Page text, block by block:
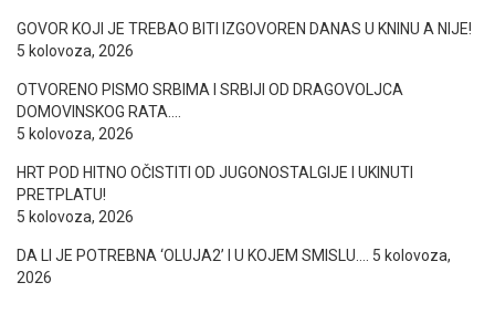
GOVOR KOJI JE TREBAO BITI IZGOVOREN DANAS U KNINU A NIJE!
5 kolovoza, 2026
OTVORENO PISMO SRBIMA I SRBIJI OD DRAGOVOLJCA
DOMOVINSKOG RATA….
5 kolovoza, 2026
HRT POD HITNO OČISTITI OD JUGONOSTALGIJE I UKINUTI
PRETPLATU!
5 kolovoza, 2026
DA LI JE POTREBNA ‘OLUJA2’ I U KOJEM SMISLU….
5 kolovoza,
2026